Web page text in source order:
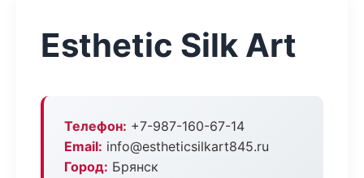
Esthetic Silk Art
Телефон: +7-987-160-67-14
Email: info@estheticsilkart845.ru
Город: Брянск